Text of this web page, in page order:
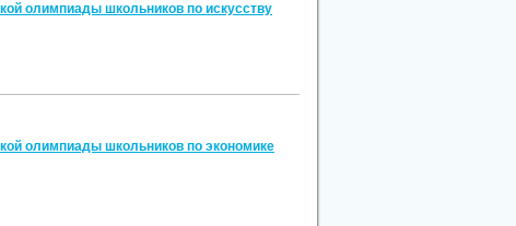
олимпиады школьников по искусству
олимпиады школьников по экономике